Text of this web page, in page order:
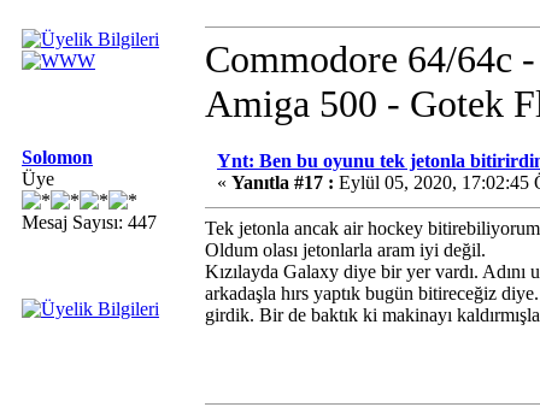
Commodore 64/64c
Amiga 500 - Gotek
Solomon
Üye
Mesaj Sayısı: 447
Ynt: Ben bu oyunu tek jetonla
« Yanıtla #17 : Eylül 05, 2020, 17:02:45
Tek jetonla ancak air hockey
Oldum olası jetonlarla aram iyi değil.
Kızılayda Galaxy diye bir yer vardı.
arkadaşla hırs yaptık bugün bitireceğiz
girdik. Bir de baktık ki makinayı